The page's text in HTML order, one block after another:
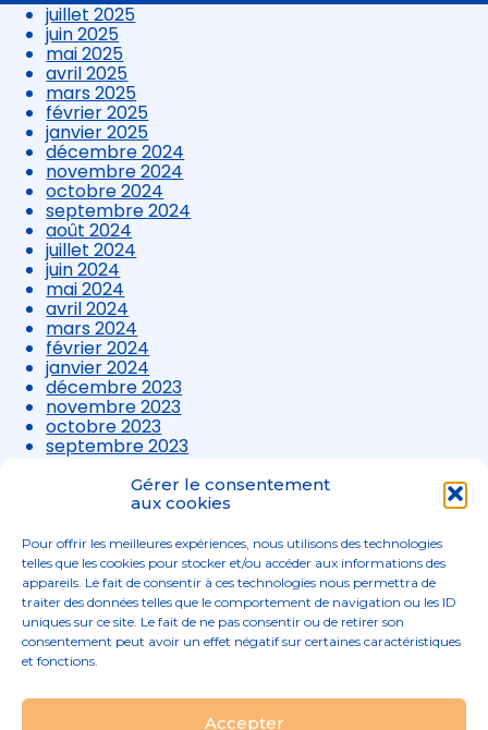
Gérer le consentement
aux cookies
Pour offrir les meilleures expériences, nous utilisons des technologies
telles que les cookies pour stocker et/ou accéder aux informations des
appareils. Le fait de consentir à ces technologies nous permettra de
traiter des données telles que le comportement de navigation ou les ID
uniques sur ce site. Le fait de ne pas consentir ou de retirer son
consentement peut avoir un effet négatif sur certaines caractéristiques
et fonctions.
Accepter
juillet 2025
juin 2025
mai 2025
avril 2025
mars 2025
février 2025
janvier 2025
décembre 2024
novembre 2024
octobre 2024
septembre 2024
août 2024
juillet 2024
juin 2024
mai 2024
avril 2024
mars 2024
février 2024
janvier 2024
décembre 2023
novembre 2023
octobre 2023
septembre 2023
août 2023
juillet 2023
avril 2023
mars 2023